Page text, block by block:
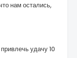
нам остались,
удачу 10